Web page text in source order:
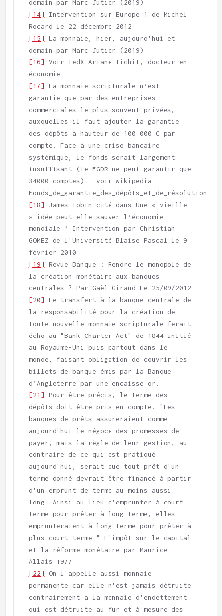
[14] Intervention sur Europe 1 de Michel
[15] La monnaie, hier, aujourd'hui et
[16] Voir TedX Ariane Tichit, docteur en
[17] La monnaie scripturale n’est
garantie que par des entreprises
commerciales le plus souvent privées,
auxquelles il faut ajouter la garantie
des dépôts à hauteur de 100 000 € par
compte. Face à une crise bancaire
systémique, le fonds serait largement
insuffisant (le FGDR ne peut garantir que
34000 comptes) - voir wikipedia
[18] James Tobin cité dans Une « vieille
» idée peut-elle sauver l’économie
mondiale ? Intervention par Christian
GOMEZ de l'Université Blaise Pascal le 9
[19] Revue Banque : Rendre le monopole de
la création monétaire aux banques
[20] Le transfert à la banque centrale de
la responsabilité pour la création de
toute nouvelle monnaie scripturale ferait
écho au "Bank Charter Act" de 1844 initié
au Royaume-Uni puis partout dans le
monde, faisant obligation de couvrir les
billets de banque émis par la Banque
[21] Pour être précis, le terme des
dépôts doit être pris en compte. "Les
banques de prêts assureraient comme
aujourd'hui le négoce des promesses de
payer, mais la règle de leur gestion, au
contraire de ce qui est pratiqué
aujourd'hui, serait que tout prêt d'un
terme donné devrait être financé à partir
d'un emprunt de terme au moins aussi
long. Ainsi au lieu d'emprunter à court
terme pour prêter à long terme, elles
emprunteraient à long terme pour prêter à
plus court terme." L'impôt sur le capital
et la réforme monétaire par Maurice
[22] On l'appelle aussi monnaie
permanente car elle n'est jamais détruite
contrairement à la monnaie d'endettement
qui est détruite au fur et à mesure des